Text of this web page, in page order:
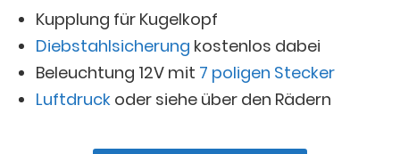
Kupplung für Kugelkopf
Diebstahlsicherung kostenlos dabei
Beleuchtung 12V mit 7 poligen Stecker
Luftdruck oder siehe über den Rädern